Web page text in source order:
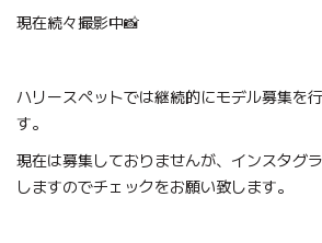
現在続々撮影中📸
ハリースペットでは継続的にモデル募集を
す。
現在は募集しておりませんが、 インスタグ
しますのでチェックをお願い致します。